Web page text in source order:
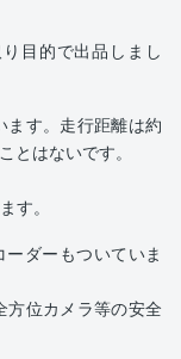
目的で出品しまし
す。走行距離は約
とはないです。
す。
ダーもついていま
方位カメラ等の安全